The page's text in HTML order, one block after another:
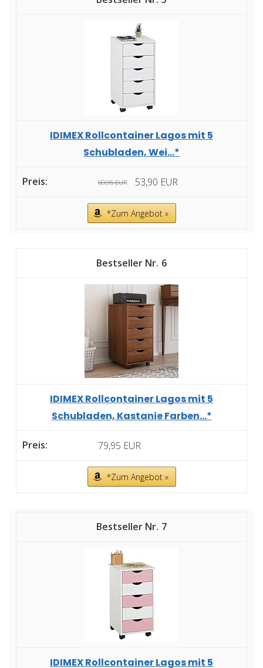
IDIMEX Rollcontainer Lagos mit 5
Schubladen, Wei...*
69,95 EUR 53,90 EUR
*Zum Angebot »
6
IDIMEX Rollcontainer Lagos mit 5
Schubladen, Kastanie Farben...*
79,95 EUR
*Zum Angebot »
7
IDIMEX Rollcontainer Lagos mit 5